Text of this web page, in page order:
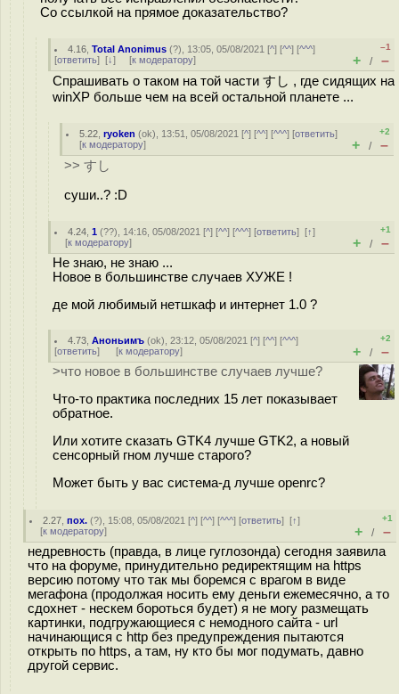
Со ссылкой на прямое доказательство?
4.16 ,Total Anonimus (?), 13:05, 05/08/2021 [^] [^^] [^^^]
[ответить] [↓] [к модератору]
–1
+ / –
Спрашивать о таком на той части すし , где сидящих на
winXP больше чем на всей остальной планете ...
5.22 ,ryoken (ok), 13:51, 05/08/2021 [^] [^^] [^^^] [ответить]
[к модератору]
+2
+ / –
>> すし
суши..? :D
4.24 ,1 (??), 14:16, 05/08/2021 [^] [^^] [^^^] [ответить][↑]
[к модератору]
+1
+ / –
Не знаю, не знаю ...
Новое в большинстве случаев ХУЖЕ !
де мой любимый нетшкаф и интернет 1.0 ?
4.73 ,Аноньимъ (ok), 23:12, 05/08/2021 [^] [^^] [^^^]
[ответить] [к модератору]
+2
+ / –
>что новое в большинстве случаев лучше?
Что-то практика последних 15 лет показывает
обратное.
Или хотите сказать GTK4 лучше GTK2, а новый
сенсорный гном лучше старого?
Может быть у вас система-д лучше openrc?
2.27 ,пох. (?), 15:08, 05/08/2021 [^] [^^] [^^^] [ответить][↑]
[к модератору]
+1
+ / –
недревность (правда, в лице гуглозонда) сегодня заявила
что на форуме, принудительно редиректящим на https
версию потому что так мы боремся с врагом в виде
мегафона (продолжая носить ему деньги ежемесячно, а то
сдохнет - нескем бороться будет) я не могу размещать
картинки, подгружающиеся с немодного сайта - url
начинающися с http без предупреждения пытаются
открыть по https, а там, ну кто бы мог подумать, давно
другой сервис.